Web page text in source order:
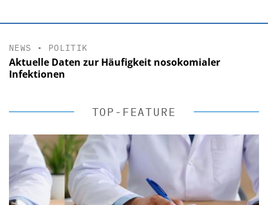
NEWS • POLITIK
Aktuelle Daten zur Häufigkeit nosokomialer
Infektionen
TOP-FEATURE